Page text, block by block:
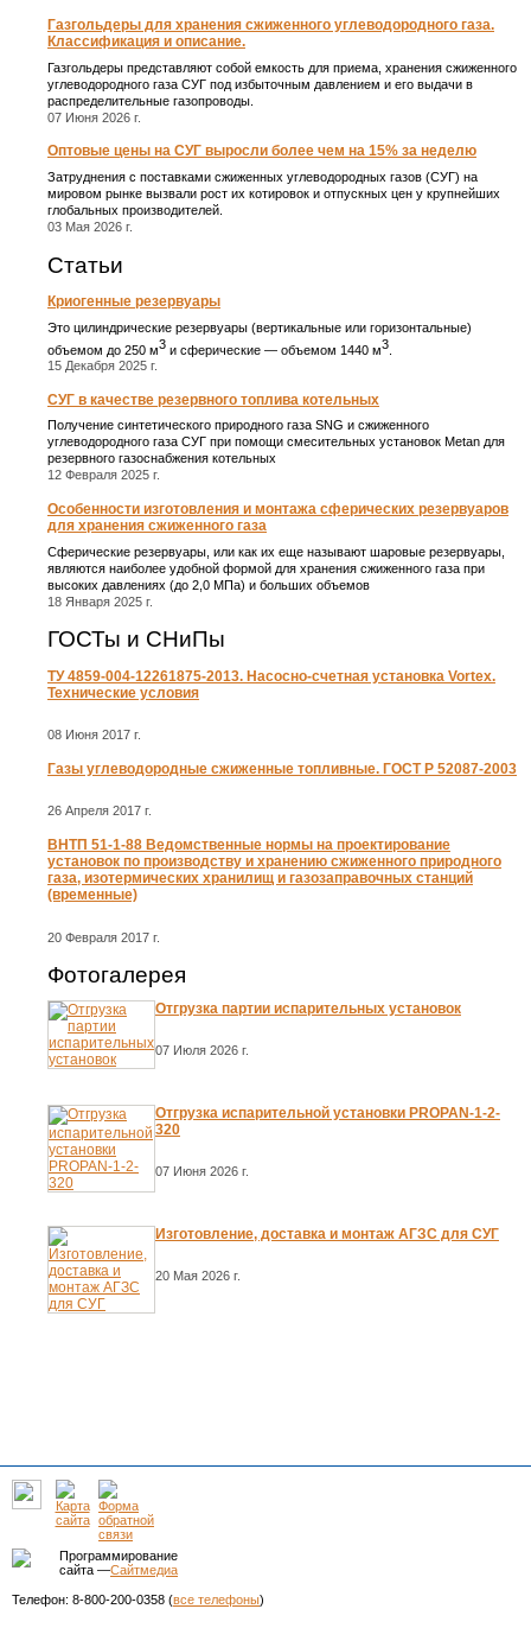
Газгольдеры для хранения сжиженного углеводородного газа.
Классификация и описание.
Газгольдеры представляют собой емкость для приема, хранения сжиженного
углеводородного газа СУГ под избыточным давлением и его выдачи в
распределительные газопроводы.
07 Июня 2026 г.
Оптовые цены на СУГ выросли более чем на 15% за неделю
Затруднения с поставками сжиженных углеводородных газов (СУГ) на
мировом рынке вызвали рост их котировок и отпускных цен у крупнейших
глобальных производителей.
03 Мая 2026 г.
Статьи
Криогенные резервуары
Это цилиндрические резервуары (вертикальные или горизонтальные)
объемом до 250 м3 и сферические ― объемом 1440 м3
15 Декабря 2025 г.
СУГ в качестве резервного топлива котельных
Получение синтетического природного газа SNG и сжиженного
углеводородного газа СУГ при помощи смесительных установок Metan для
резервного газоснабжения котельных
12 Февраля 2025 г.
Особенности изготовления и монтажа сферических резервуаров
для хранения сжиженного газа
Сферические резервуары, или как их еще называют шаровые резервуары,
являются наиболее удобной формой для хранения сжиженного газа при
высоких давлениях (до 2,0 МПа) и больших объемов
18 Января 2025 г.
ГОСТы и СНиПы
ТУ 4859-004-12261875-2013. Насосно-счетная установка Vortex.
Технические условия
08 Июня 2017 г.
Газы углеводородные сжиженные топливные. ГОСТ Р 52087-2003
26 Апреля 2017 г.
ВНТП 51-1-88 Ведомственные нормы на проектирование
установок по производству и хранению сжиженного природного
газа, изотермических хранилищ и газозаправочных станций
(временные)
20 Февраля 2017 г.
Фотогалерея
Отгрузка партии испарительных установок
07 Июля 2026 г.
Отгрузка испарительной установки PROPAN-1-2-
320
07 Июня 2026 г.
Изготовление, доставка и монтаж АГЗС для СУГ
20 Мая 2026 г.
Программирование
сайта —Сайтмедиа
Телефон: 8-800-200-0358 (все телефоны)